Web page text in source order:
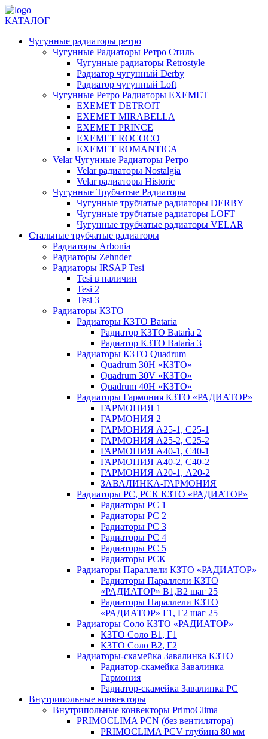
КАТАЛОГ
Чугунные радиаторы ретро
Чугунные Радиаторы Ретро Стиль
Чугунные радиаторы Retrostyle
Радиатор чугунный Derby
Радиатор чугунный Loft
Чугунные Ретро Радиаторы EXEMET
EXEMET DETROIT
EXEMET MIRABELLA
EXEMET PRINCE
EXEMET ROCOCO
EXEMET ROMANTICA
Velar Чугунные Радиаторы Ретро
Velar радиаторы Nostalgia
Velar радиаторы Historic
Чугунные Трубчатые Радиаторы
Чугунные трубчатые радиаторы DERBY
Чугунные трубчатые радиаторы LOFT
Чугунные трубчатые радиаторы VELAR
Стальные трубчатые радиаторы
Радиаторы Arbonia
Радиаторы Zehnder
Радиаторы IRSAP Tesi
Tesi в наличии
Tesi 2
Tesi 3
Радиаторы КЗТО
Радиаторы КЗТО Bataria
Радиатор КЗТО Batarìa 2
Радиатор КЗТО Batarìa 3
Радиаторы КЗТО Quadrum
Quadrum 30H «КЗТО»
Quadrum 30V «КЗТО»
Quadrum 40H «КЗТО»
Радиаторы Гармония КЗТО «РАДИАТОР»
ГАРМОНИЯ 1
ГАРМОНИЯ 2
ГАРМОНИЯ А25-1, С25-1
ГАРМОНИЯ А25-2, С25-2
ГАРМОНИЯ А40-1, С40-1
ГАРМОНИЯ А40-2, С40-2
ГАРМОНИЯ А20-1, А20-2
ЗАВАЛИНКА-ГАРМОНИЯ
Радиаторы РС, РСК КЗТО «РАДИАТОР»
Радиаторы РС 1
Радиаторы РС 2
Радиаторы РС 3
Радиаторы РС 4
Радиаторы РС 5
Радиаторы РСК
Радиаторы Параллели КЗТО «РАДИАТОР»
Радиаторы Параллели КЗТО
«РАДИАТОР» В1,В2 шаг 25
Радиаторы Параллели КЗТО
«РАДИАТОР» Г1, Г2 шаг 25
Радиаторы Соло КЗТО «РАДИАТОР»
КЗТО Соло В1, Г1
КЗТО Соло В2, Г2
Радиаторы-скамейка Завалинка КЗТО
Радиатор-скамейка Завалинка
Гармония
Радиатор-скамейка Завалинка РС
Внутрипольные конвекторы
Внутрипольные конвекторы PrimoClima
PRIMOCLIMA PCN (без вентилятора)
PRIMOCLIMA PCV глубина 80 мм